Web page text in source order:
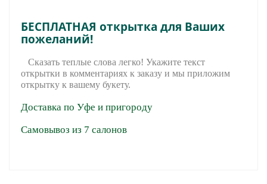
БЕСПЛАТНАЯ открытка для Ваших
пожеланий!
Сказать теплые слова легко! Укажите текст
открытки в комментариях к заказу и мы приложим
открытку к вашему букету.
Доставка по Уфе и пригороду
Самовывоз из 7 салонов